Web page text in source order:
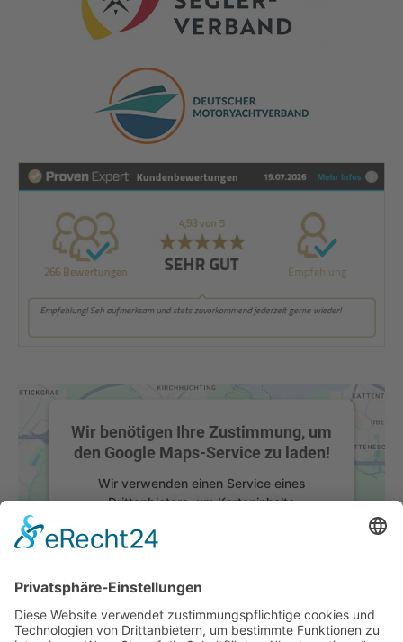
Wir benötigen Ihre Zustimmung, um
den Google Maps-Service zu laden!
Wir verwenden einen Service eines
Drittanbieters, um Karteninhalte
Ihren Aktivitäten sammeln. Bitte lesen Sie
anzuzeigen.